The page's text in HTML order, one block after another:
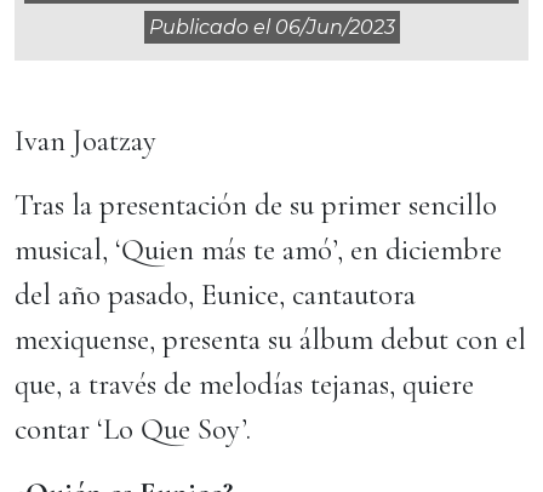
Publicado el 06/jun/2023
Ivan Joatzay
Tras la presentación de su primer sencillo
musical, ‘Quien más te amó’, en diciembre
del año pasado, Eunice, cantautora
mexiquense, presenta su álbum debut con el
que, a través de melodías tejanas, quiere
contar ‘Lo Que Soy’.